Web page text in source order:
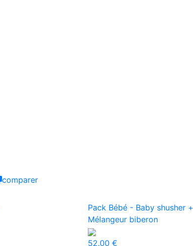
comparer
Pack Bébé - Baby shusher +
Mélangeur biberon
52.00 €